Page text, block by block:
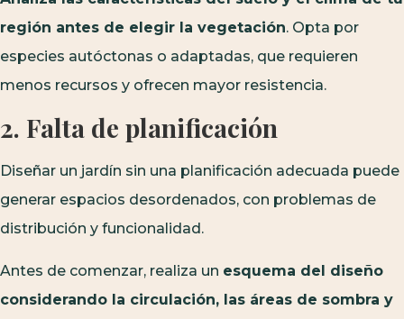
región antes de elegir la vegetación. Opta por
especies autóctonas o adaptadas, que requieren
menos recursos y ofrecen mayor resistencia.
2. Falta de planificación
Diseñar un jardín sin una planificación adecuada puede
generar espacios desordenados, con problemas de
distribución y funcionalidad.
Antes de comenzar, realiza un esquema del diseño
considerando la circulación, las áreas de sombra y